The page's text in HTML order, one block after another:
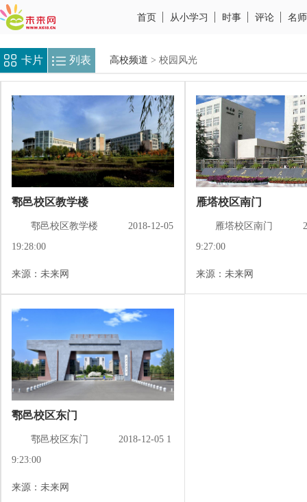
首页 从小学习 时事 评论 名
卡片 列表 高校频道 > 校园风光
鄠邑校区教学楼
鄠邑校区教学楼
2018-12-05
19:28:00
来源：未来网
雁塔校区南门
雁塔校区南门
9:27:00
来源：未来网
鄠邑校区东门
鄠邑校区东门
2018-12-05 1
9:23:00
来源：未来网